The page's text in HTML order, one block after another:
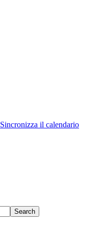
Sincronizza il calendario